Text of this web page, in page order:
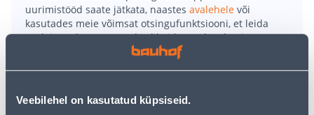
Veebilehel on kasutatud küpsiseid.
uurimistööd saate jätkata, naastes avalehele või
kasutades meie võimsat otsingufunktsiooni, et leida
veelgi meelepärasemad valikuid. Head ostlemist!
tavalistes kasutustingimustes.